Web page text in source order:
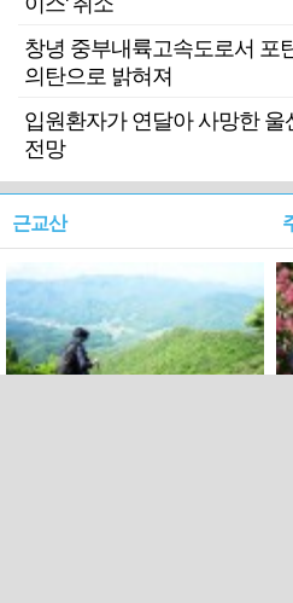
창녕 중부내륙고속도로서
의탄으로 밝혀져
입원환자가 연달아 사망한 울
전망
근교산